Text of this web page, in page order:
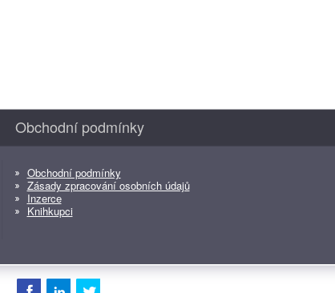
Obchodní podmínky
Obchodní podmínky
Zásady zpracování osobních údajů
Inzerce
Knihkupci